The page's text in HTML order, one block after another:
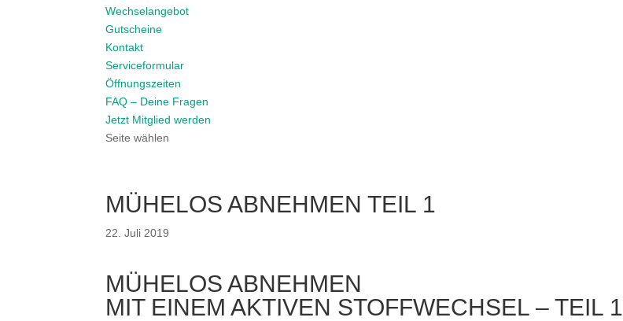
Wechselangebot
Gutscheine
Kontakt
Serviceformular
Öffnungszeiten
FAQ – Deine Fragen
Jetzt Mitglied werden
Seite wählen
MÜHELOS ABNEHMEN TEIL 1
22. Juli 2019
MÜHELOS ABNEHMEN
MIT EINEM AKTIVEN STOFFWECHSEL – TEIL 1